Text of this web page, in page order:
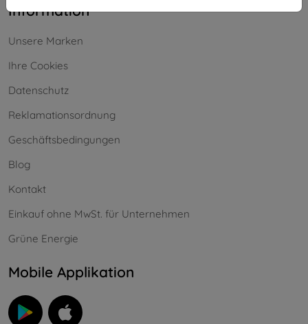
Information
Unsere Marken
Ihre Cookies
Datenschutz
Reklamationsordnung
Geschäftsbedingungen
Blog
Kontakt
Einkauf ohne MwSt. für Unternehmen
Grüne Energie
Mobile Applikation